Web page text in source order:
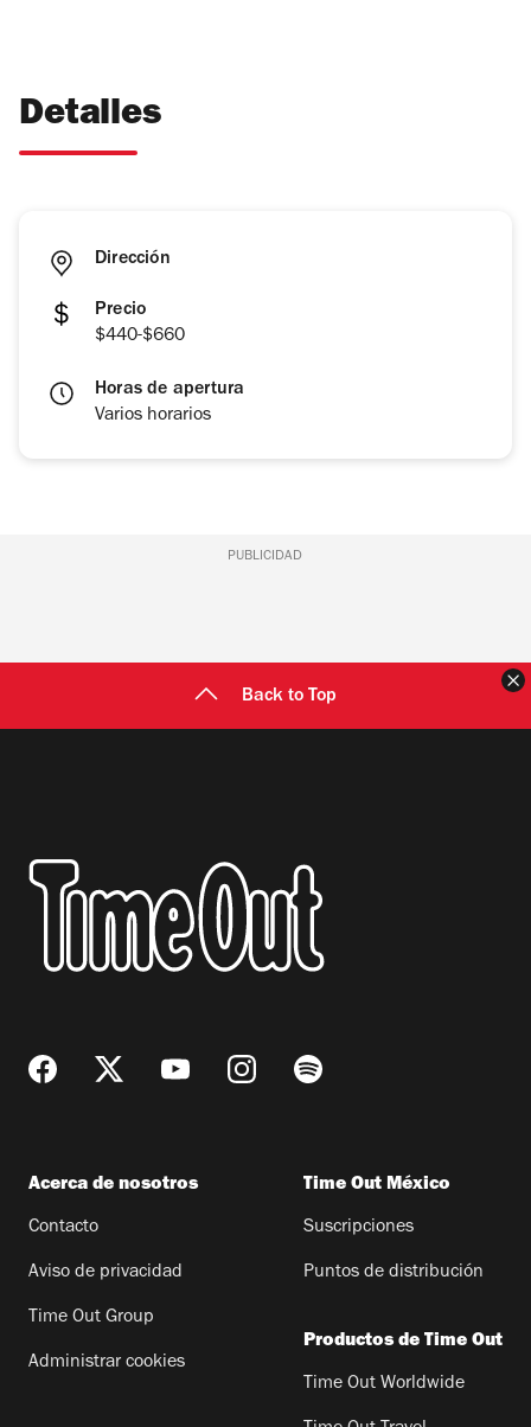
Detalles
Dirección
Precio
$440-$660
Horas de apertura
Varios horarios
PUBLICIDAD
Back to Top
Acerca de nosotros
Contacto
Aviso de privacidad
Time Out Group
Administrar cookies
Time Out México
Suscripciones
Puntos de distribución
Productos de Time Out
Time Out Worldwide